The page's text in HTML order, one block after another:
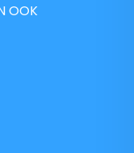
ontwikkeling
de ontwikkeling
OOK